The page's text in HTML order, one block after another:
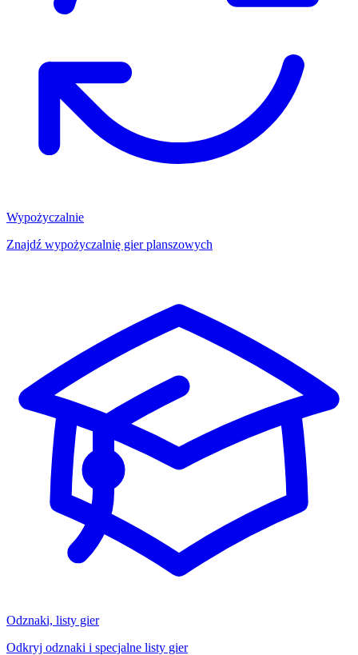
Wypożyczalnie
Znajdź wypożyczalnię gier planszowych
Odznaki, listy gier
Odkryj odznaki i specjalne listy gier